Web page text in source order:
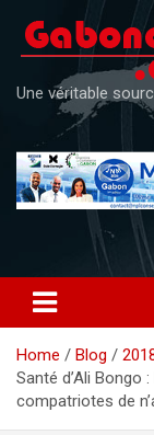
content
Une véritable
Home Blog
Santé d’Ali Bongo
compatriotes de